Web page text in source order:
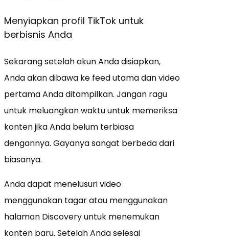
Menyiapkan profil TikTok untuk
berbisnis Anda
Sekarang setelah akun Anda disiapkan,
Anda akan dibawa ke feed utama dan video
pertama Anda ditampilkan. Jangan ragu
untuk meluangkan waktu untuk memeriksa
konten jika Anda belum terbiasa
dengannya. Gayanya sangat berbeda dari
biasanya.
Anda dapat menelusuri video
menggunakan tagar atau menggunakan
halaman Discovery untuk menemukan
konten baru. Setelah Anda selesai